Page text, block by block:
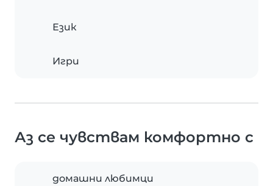
Език
Игри
Аз се чувствам комфортно с
домашни любимци